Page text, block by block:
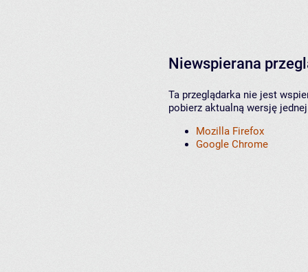
Niewspierana
Ta przeglądarka nie jest
pobierz aktualną wersję
Mozilla Firefox
Google Chrome